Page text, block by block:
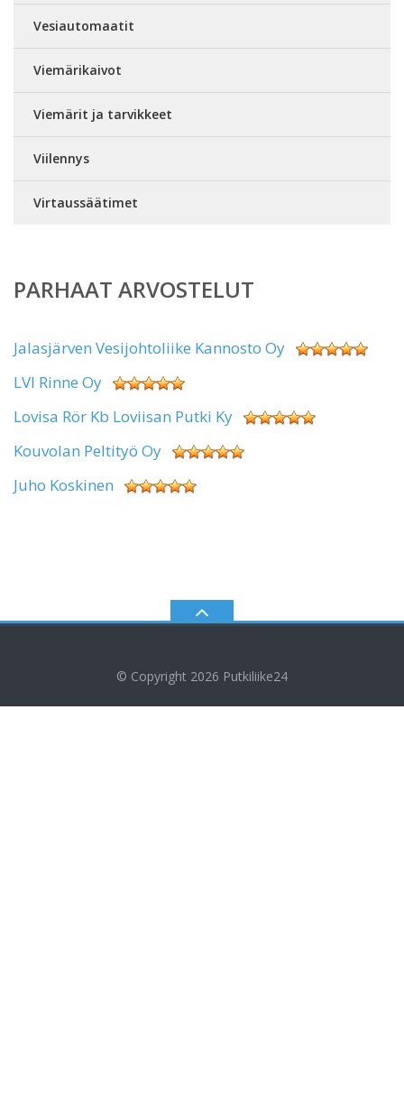
Vesiautomaatit
Viemärikaivot
Viemärit ja tarvikkeet
Viilennys
Virtaussäätimet
PARHAAT ARVOSTELUT
Jalasjärven Vesijohtoliike Kannosto Oy
LVI Rinne Oy
Lovisa Rör Kb Loviisan Putki Ky
Kouvolan Peltityö Oy
Juho Koskinen
© Copyright 2026 Putkiliike24